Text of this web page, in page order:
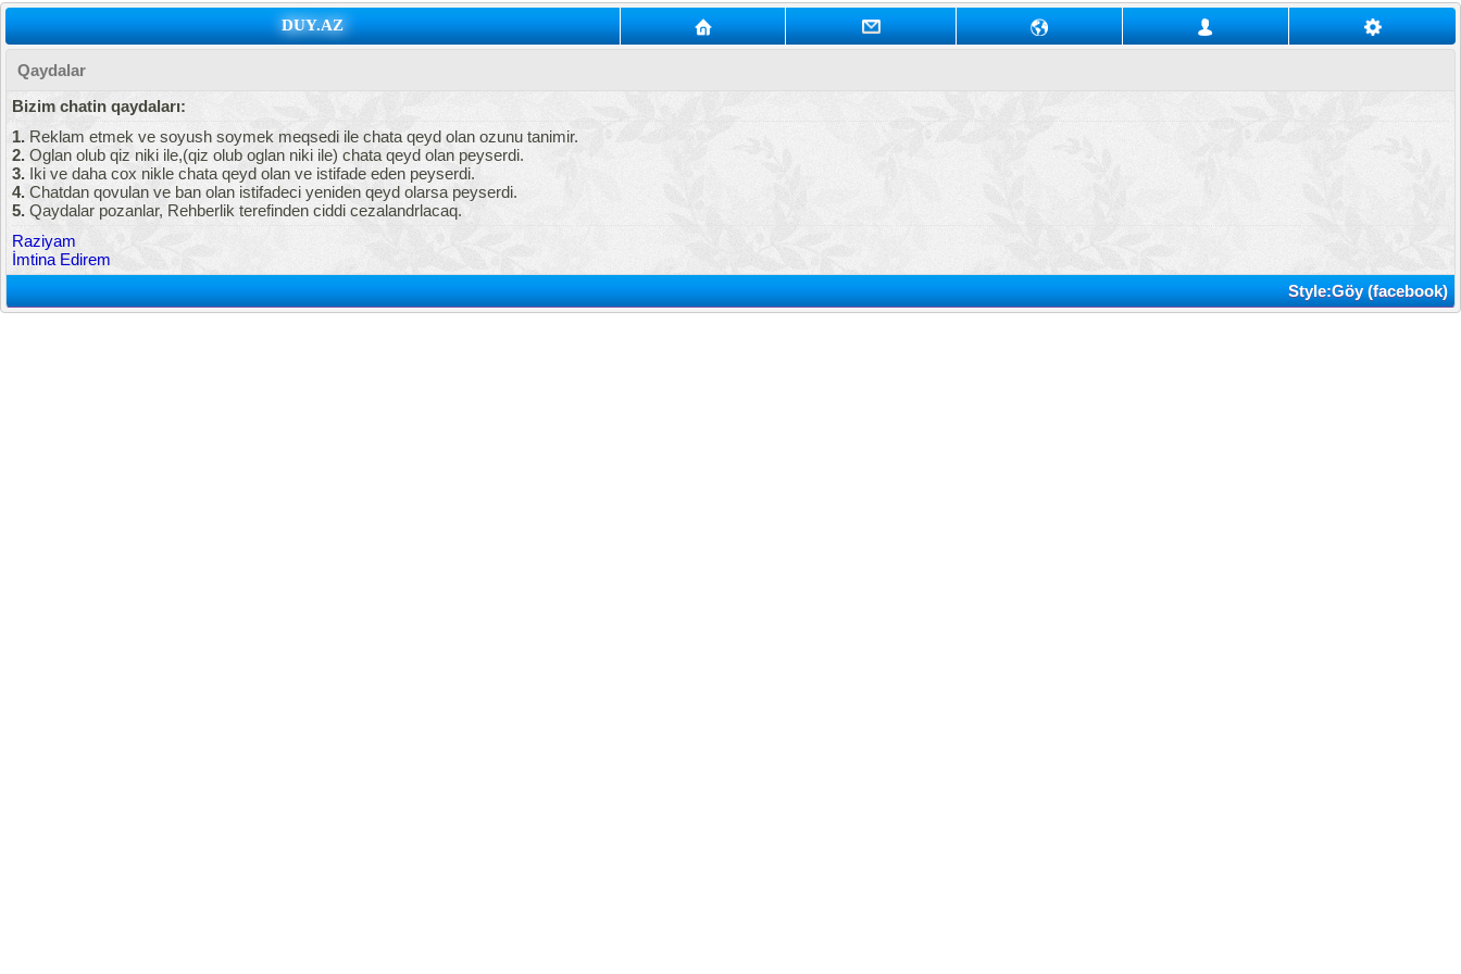
DUY.AZ
Qaydalar
Bizim chatin qaydaları:
1. Reklam etmek ve soyush soymek meqsedi ile chata qeyd olan ozunu tanimir.
2. Oglan olub qiz niki ile,(qiz olub oglan niki ile) chata qeyd olan peyserdi.
3. Iki ve daha cox nikle chata qeyd olan ve istifade eden peyserdi.
4. Chatdan qovulan ve ban olan istifadeci yeniden qeyd olarsa peyserdi.
5. Qaydalar pozanlar, Rehberlik terefinden ciddi cezalandrlacaq.
Raziyam
İmtina Edirem
Style:Göy (facebook)